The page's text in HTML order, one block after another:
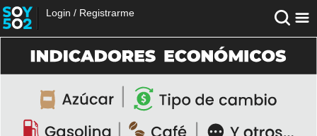
Login / Registrarme